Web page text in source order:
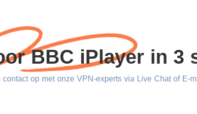
BBC iPlayer in 3
op met onze VPN-experts via Live Chat of E-